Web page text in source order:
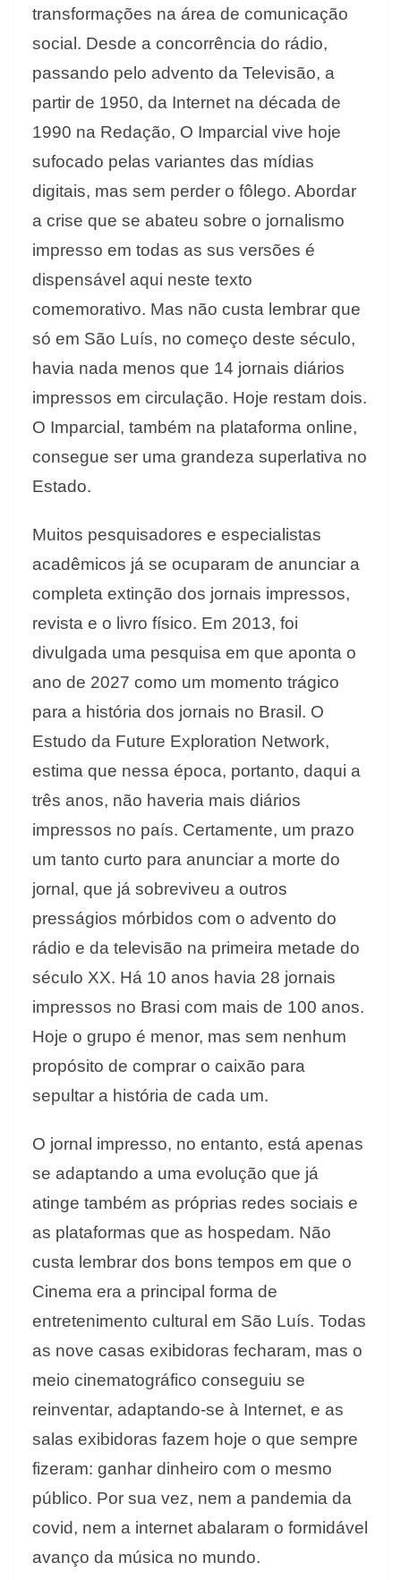
transformações na área de comunicação
social. Desde a concorrência do rádio,
passando pelo advento da Televisão, a
partir de 1950, da Internet na década de
1990 na Redação, O Imparcial vive hoje
sufocado pelas variantes das mídias
digitais, mas sem perder o fôlego. Abordar
a crise que se abateu sobre o jornalismo
impresso em todas as sus versões é
dispensável aqui neste texto
comemorativo. Mas não custa lembrar que
só em São Luís, no começo deste século,
havia nada menos que 14 jornais diários
impressos em circulação. Hoje restam dois.
O Imparcial, também na plataforma online,
consegue ser uma grandeza superlativa no
Estado.
Muitos pesquisadores e especialistas
acadêmicos já se ocuparam de anunciar a
completa extinção dos jornais impressos,
revista e o livro físico. Em 2013, foi
divulgada uma pesquisa em que aponta o
ano de 2027 como um momento trágico
para a história dos jornais no Brasil. O
Estudo da Future Exploration Network,
estima que nessa época, portanto, daqui a
três anos, não haveria mais diários
impressos no país. Certamente, um prazo
um tanto curto para anunciar a morte do
jornal, que já sobreviveu a outros
presságios mórbidos com o advento do
rádio e da televisão na primeira metade do
século XX. Há 10 anos havia 28 jornais
impressos no Brasi com mais de 100 anos.
Hoje o grupo é menor, mas sem nenhum
propósito de comprar o caixão para
sepultar a história de cada um.
O jornal impresso, no entanto, está apenas
se adaptando a uma evolução que já
atinge também as próprias redes sociais e
as plataformas que as hospedam. Não
custa lembrar dos bons tempos em que o
Cinema era a principal forma de
entretenimento cultural em São Luís. Todas
as nove casas exibidoras fecharam, mas o
meio cinematográfico conseguiu se
reinventar, adaptando-se à Internet, e as
salas exibidoras fazem hoje o que sempre
fizeram: ganhar dinheiro com o mesmo
público. Por sua vez, nem a pandemia da
covid, nem a internet abalaram o formidável
avanço da música no mundo.